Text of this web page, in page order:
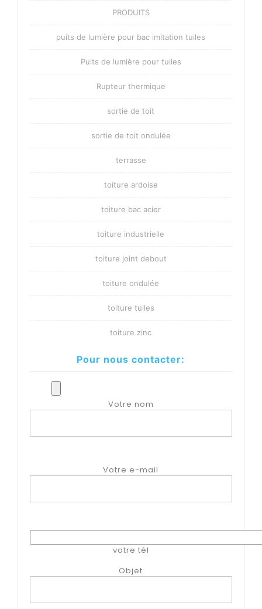
PRODUITS
puits de lumière pour bac imitation tuiles
Puits de lumière pour tuiles
Rupteur thermique
sortie de toit
sortie de toit ondulée
terrasse
toiture ardoise
toiture bac acier
toiture industrielle
toiture joint debout
toiture ondulée
toiture tuiles
toiture zinc
Pour nous contacter:
Votre nom
Votre e-mail
votre tél
Objet